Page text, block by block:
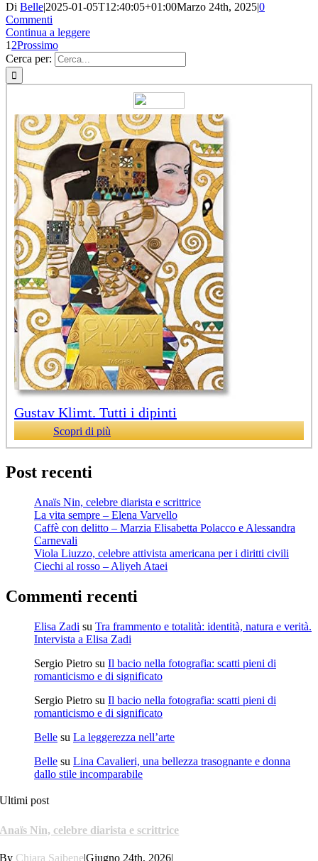
Di Belle|2025-01-05T12:40:05+01:00Marzo 24th, 2025|0
Commenti
Continua a leggere
1 2Prossimo
Cerca per:
Gustav Klimt. Tutti i dipinti
Scopri di più
Post recenti
Anaïs Nin, celebre diarista e scrittrice
La vita sempre – Elena Varvello
Caffè con delitto – Marzia Elisabetta Polacco e Alessandra
Carnevali
Viola Liuzzo, celebre attivista americana per i diritti civili
Ciechi al rosso – Aliyeh Ataei
Commenti recenti
Elisa Zadi su Tra frammento e totalità: identità, natura e verità.
Intervista a Elisa Zadi
Sergio Pietro su Il bacio nella fotografia: scatti pieni di
romanticismo e di significato
Sergio Pietro su Il bacio nella fotografia: scatti pieni di
romanticismo e di significato
Belle su La leggerezza nell’arte
Belle su Lina Cavalieri, una bellezza trasognante e donna
dallo stile incomparabile
Ultimi post
Anaïs Nin, celebre diarista e scrittrice
By Chiara Saibene|Giugno 24th, 2026|